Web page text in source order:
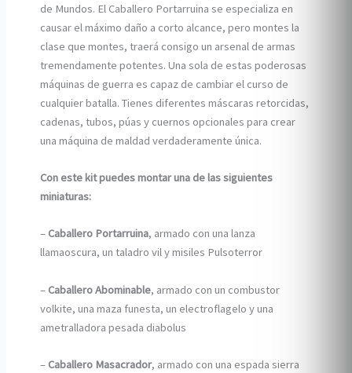
de Mundos. El Caballero Portarruina se especializa en
causar el máximo daño a corto alcance, pero montes la
clase que montes, traerá consigo un arsenal de armas
tremendamente potentes. Una sola de estas poderosas
máquinas de guerra es capaz de cambiar el curso de
cualquier batalla. Tienes diferentes máscaras retorcidas,
cadenas, tubos, púas y cuernos opcionales para crear
una máquina de maldad verdaderamente única.
Con este kit puedes montar una de las siguientes
miniaturas:
– Caballero Portarruina, armado con una lanza
llamaoscura, un taladro vil y misiles Pulsoterror
– Caballero Abominable, armado con un combustor
volkite, una maza funesta, un electroflagelo y una
ametralladora pesada diabolus
– Caballero Masacrador, armado con una espada sierra